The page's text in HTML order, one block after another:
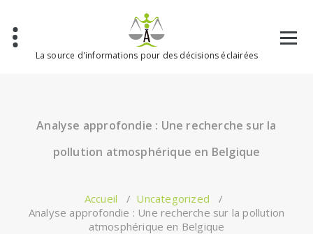
contenu
La source d'informations pour des décisions éclairées
Analyse approfondie : Une recherche sur la
pollution atmosphérique en Belgique
Accueil / Uncategorized /
Analyse approfondie : Une recherche sur la pollution
atmosphérique en Belgique